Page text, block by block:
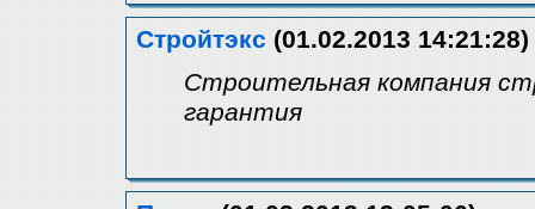
Стройтэкс (01.02.2013 14:21:28)
Строительная компания
гарантия